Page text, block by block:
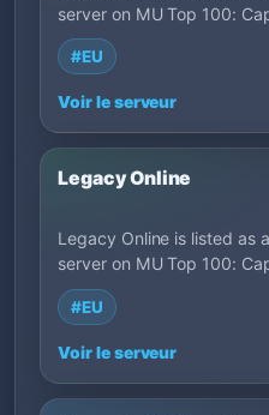
server on MU Top 100:
#EU
Voir le serveur
Legacy Online
Legacy Online is listed as
server on MU Top 100:
#EU
Voir le serveur